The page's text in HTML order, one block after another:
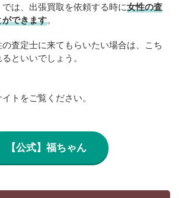
は、出張買取を依頼する時に女性の査
できます。
査定士に来てもらいたい場合は、こち
といいでしょう。
トをご覧ください。
【公式】福ちゃん